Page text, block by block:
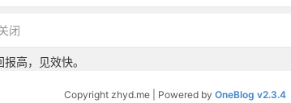
闭
高，见效快。
Copyright zhyd.me | Powered by OneBlog v2.3.4